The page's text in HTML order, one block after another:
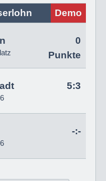
Demo
0
Punkte
5:3
-:-